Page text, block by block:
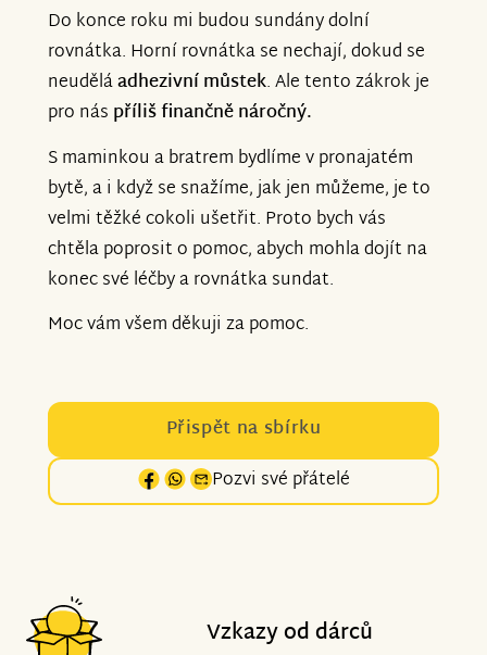
Do konce roku mi budou sundány dolní
rovnátka. Horní rovnátka se nechají, dokud se
neuděláadhezivní můstek. Ale tento zákrok je
pro nás příliš finančně náročný.
S maminkou a bratrem bydlíme v pronajatém
bytě, a i když se snažíme, jak jen můžeme, je to
velmi těžké cokoli ušetřit. Proto bych vás
chtěla poprosit o pomoc, abych mohla dojít na
konec své léčby a rovnátka sundat.
Moc vám všem děkuji za pomoc.
Přispět na sbírku
Pozvi své přátelé
Vzkazy od dárců